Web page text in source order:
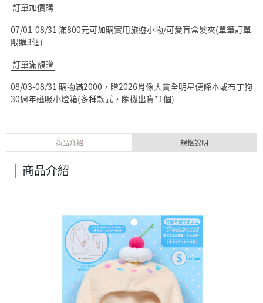
訂單加價購
07/01-08/31 滿800元可加購實用旅遊小物/可愛盲盒髮夾(單筆訂單
限購3個)
訂單滿額贈
08/03-08/31 購物滿2000，贈2026肖像大賞全明星便條本或布丁狗
30週年磁吸小燈箱(多種款式，隨機出貨*1個)
商品介紹 規格說明
商品介紹